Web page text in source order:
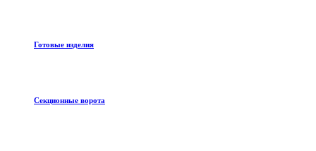
Готовые изделия
Секционные ворота